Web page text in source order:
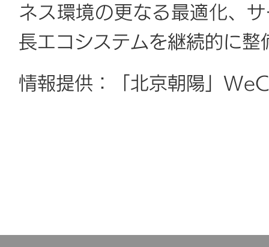
ネス環境の更なる最適化、
長エコシステムを継続的に整
情報提供：「北京朝陽」